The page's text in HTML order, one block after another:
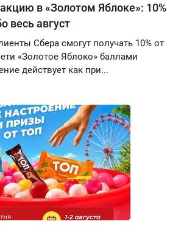
в «Золотом Яблоке»: 10%
весь август
Сбера смогут получать 10% от
«Золотое Яблоко» баллами
действует как при...